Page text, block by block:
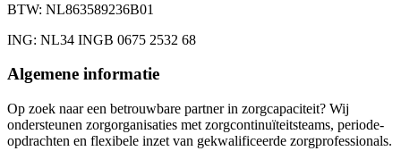
BTW: NL863589236B01
ING: NL34 INGB 0675 2532 68
Algemene informatie
Op zoek naar een betrouwbare partner in zorgcapaciteit? Wij
ondersteunen zorgorganisaties met zorgcontinuïteitsteams, periode-
opdrachten en flexibele inzet van gekwalificeerde zorgprofessionals.